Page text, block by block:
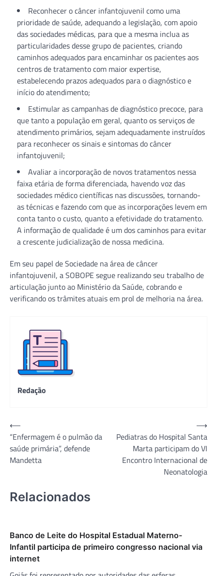
Reconhecer o câncer infantojuvenil como uma
prioridade de saúde, adequando a legislação, com apoio
das sociedades médicas, para que a mesma inclua as
particularidades desse grupo de pacientes, criando
caminhos adequados para encaminhar os pacientes aos
centros de tratamento com maior expertise,
estabelecendo prazos adequados para o diagnóstico e
início do atendimento;
Estimular as campanhas de diagnóstico precoce, para
que tanto a população em geral, quanto os serviços de
atendimento primários, sejam adequadamente instruídos
para reconhecer os sinais e sintomas do câncer
infantojuvenil;
Avaliar a incorporação de novos tratamentos nessa
faixa etária de forma diferenciada, havendo voz das
sociedades médico científicas nas discussões, tornando-
as técnicas e fazendo com que as incorporações levem em
conta tanto o custo, quanto a efetividade do tratamento.
A informação de qualidade é um dos caminhos para evitar
a crescente judicialização de nossa medicina.
Em seu papel de Sociedade na área de câncer
infantojuvenil, a SOBOPE segue realizando seu trabalho de
articulação junto ao Ministério da Saúde, cobrando e
verificando os trâmites atuais em prol de melhoria na área.
Redação
Navegação
de
Post
⟵
“Enfermagem é o pulmão da
saúde primária”, defende
Mandetta
Pediatras do Hospital Santa
Marta participam do VI
Encontro Internacional de
Neonatologia
⟶
Relacionados
Banco de Leite do Hospital Estadual Materno-
Infantil participa de primeiro congresso nacional via
internet